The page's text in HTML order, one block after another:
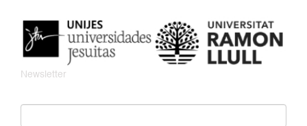
Newsletter